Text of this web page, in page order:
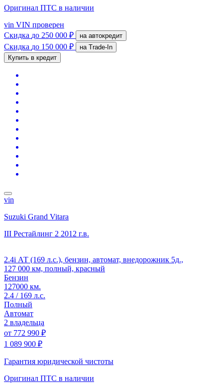
Оригинал ПТС в наличии
vin VIN проверен
Скидка до 250 000 ₽ на автокредит
Скидка до 150 000 ₽
на Trade-In
Купить в кредит
vin
Suzuki Grand Vitara
III Рестайлинг 2 2012 г.в.
2.4i АТ (169 л.с.), бензин, автомат, внедорожник 5д.,
127 000 км, полный, красный
Бензин
127000 км.
2.4 / 169 л.с.
Полный
Автомат
2 владельца
от 772 990 ₽
1 089 900 ₽
Гарантия юридической чистоты
Оригинал ПТС в наличии